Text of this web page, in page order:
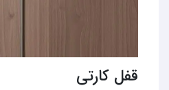
قفل کارتی